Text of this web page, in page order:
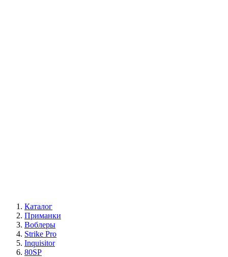
Каталог
Приманки
Воблеры
Strike Pro
Inquisitor
80SP